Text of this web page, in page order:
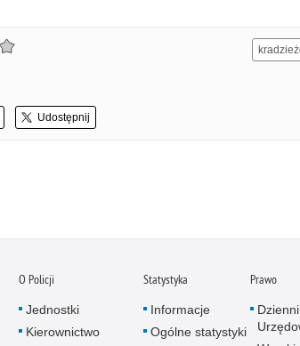
Udostępnij
O Policji
Jednostki
Kierownictwo
Statystyka
Informacje
Ogólne statystyki
Prawo